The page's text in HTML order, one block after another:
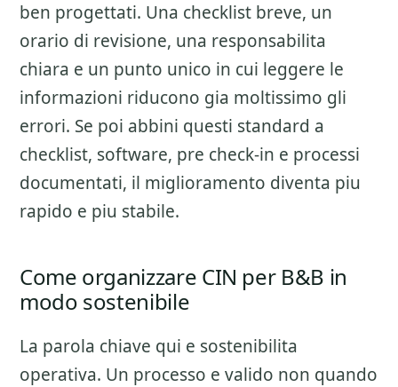
ben progettati. Una checklist breve, un
orario di revisione, una responsabilita
chiara e un punto unico in cui leggere le
informazioni riducono gia moltissimo gli
errori. Se poi abbini questi standard a
checklist, software, pre check-in e processi
documentati, il miglioramento diventa piu
rapido e piu stabile.
Come organizzare CIN per B&B in
modo sostenibile
La parola chiave qui e sostenibilita
operativa. Un processo e valido non quando